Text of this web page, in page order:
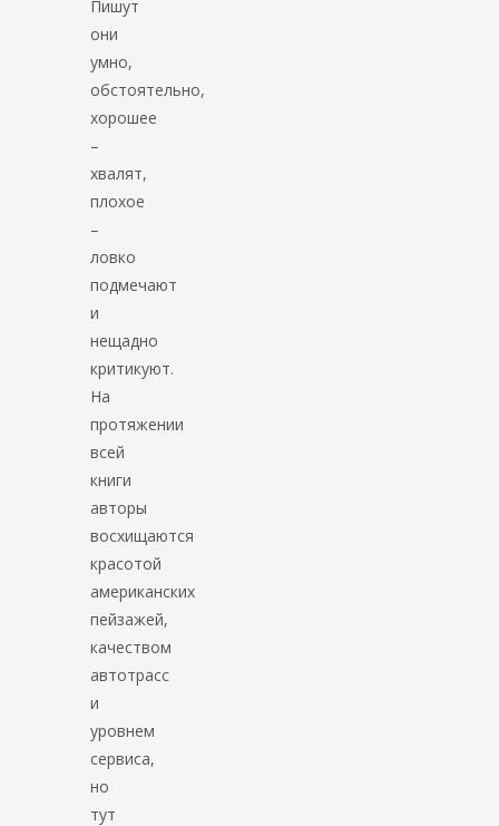
Пишут
они
умно,
обстоятельно,
хорошее
–
хвалят,
плохое
–
ловко
подмечают
и
нещадно
критикуют.
На
протяжении
всей
книги
авторы
восхищаются
красотой
американских
пейзажей,
качеством
автотрасс
и
уровнем
сервиса,
но
тут